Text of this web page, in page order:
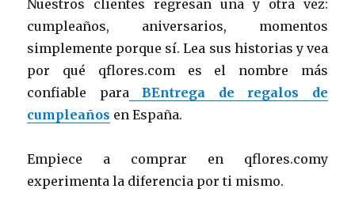
Nuestros clientes regresan una y otra vez:
cumpleaños, aniversarios, momentos
simplemente porque sí. Lea sus historias y vea
por qué qflores.com es el nombre más
confiable para
BEntrega de regalos de
cumpleaños en España.
Empiece a comprar en qflores.comy
experimenta la diferencia por ti mismo.